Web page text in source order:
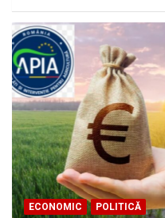
ECONOMIC POLITICĂ